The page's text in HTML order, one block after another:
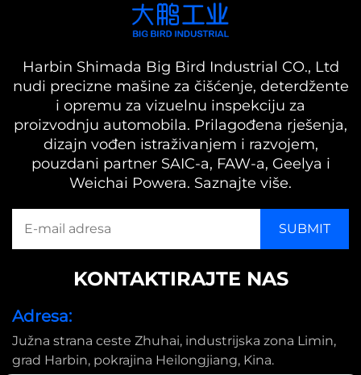
Harbin Shimada Big Bird Industrial CO., Ltd
nudi precizne mašine za čišćenje, deterdžente
i opremu za vizuelnu inspekciju za
proizvodnju automobila. Prilagođena rješenja,
dizajn vođen istraživanjem i razvojem,
pouzdani partner SAIC-a, FAW-a, Geelya i
Weichai Powera. Saznajte više.
KONTAKTIRAJTE NAS
Adresa:
Južna strana ceste Zhuhai, industrijska zona Limin,
grad Harbin, pokrajina Heilongjiang, Kina.